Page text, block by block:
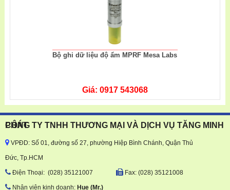
Bộ ghi dữ liệu độ ẩm MPRF Mesa Labs
Giá: 0917 543068
CÔNG TY TNHH THƯƠNG MẠI VÀ DỊCH VỤ TĂNG MINH PHÁT
VPĐD: Số 01, đường số 27, phường Hiệp Bình Chánh, Quận Thủ
Đức, Tp.HCM
Ðiện Thoại: (028) 35121007 Fax: (028) 35121008
Nhân viên kinh doanh: Hue (Mr.)